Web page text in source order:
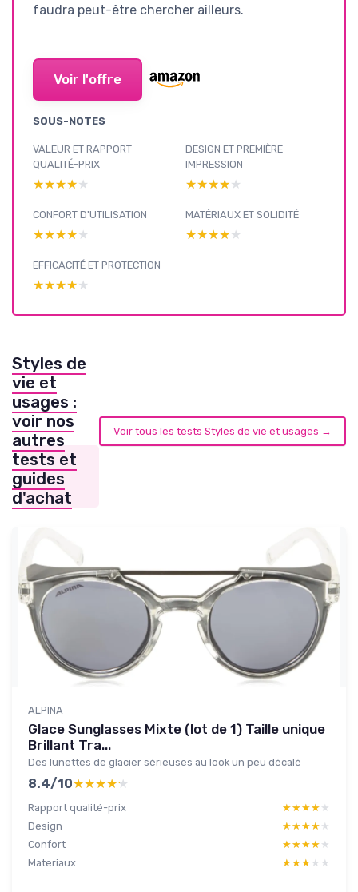
faudra peut-être chercher ailleurs.
Voir l'offre
SOUS-NOTES
VALEUR ET RAPPORT
QUALITÉ-PRIX
★★★★★
★★★★★
DESIGN ET PREMIÈRE
IMPRESSION
★★★★★
★★★★★
CONFORT D'UTILISATION
★★★★★
★★★★★
MATÉRIAUX ET SOLIDITÉ
★★★★★
★★★★★
EFFICACITÉ ET PROTECTION
★★★★★
★★★★★
Styles de
vie et
usages :
voir nos
autres
tests et
guides
d'achat
Voir tous les tests Styles de vie et usages →
ALPINA
Glace Sunglasses Mixte (lot de 1) Taille unique
Brillant Tra...
Des lunettes de glacier sérieuses au look un peu décalé
8.4/10★★★★★
★★★★★
Rapport qualité-prix ★★★★★
★★★★★
Design
★★★★★
★★★★★
Confort
★★★★★
★★★★★
Materiaux
★★★★★
★★★★★